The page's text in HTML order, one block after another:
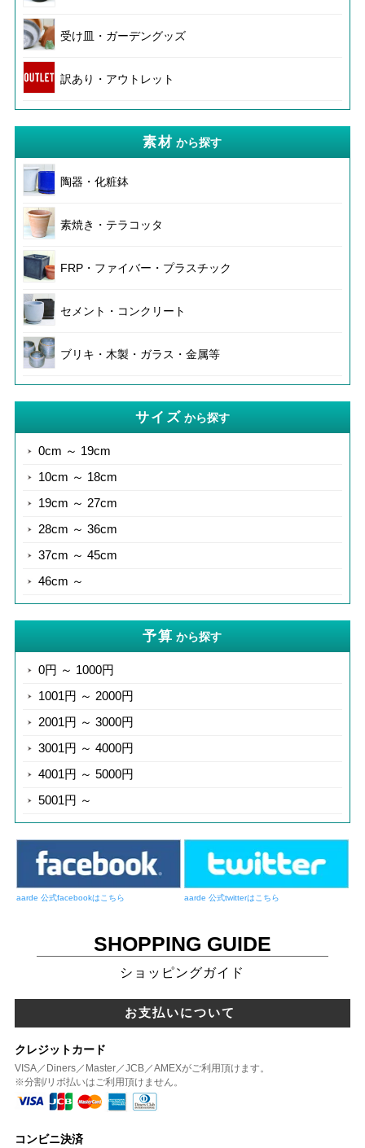
受け皿・ガーデングッズ
訳あり・アウトレット
素材 から探す
陶器・化粧鉢
素焼き・テラコッタ
FRP・ファイバー・プラスチック
セメント・コンクリート
ブリキ・木製・ガラス・金属等
サイズ から探す
0cm ～ 19cm
10cm ～ 18cm
19cm ～ 27cm
28cm ～ 36cm
37cm ～ 45cm
46cm ～
予算 から探す
0円 ～ 1000円
1001円 ～ 2000円
2001円 ～ 3000円
3001円 ～ 4000円
4001円 ～ 5000円
5001円 ～
aarde 公式facebookはこちら aarde 公式twitterはこちら
SHOPPING GUIDE
ショッピングガイド
お支払いについて
クレジットカード
VISA／Diners／Master／JCB／AMEXがご利用頂けます。
※分割/リボ払いはご利用頂けません。
コンビニ決済